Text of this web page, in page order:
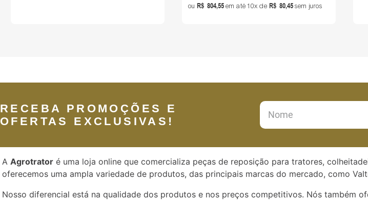
ou R$ 804,55em até10 de R$ 80,45sem juros
RECEBA PROMOÇÕES E
OFERTAS EXCLUSIVAS!
A Agrotrator é uma loja online que comercializa peças de reposição para tratores,
oferecemos uma ampla variedade de produtos, das principais marcas do mercado, como
Nosso diferencial está na qualidade dos produtos e nos preços competitivos. Nós também